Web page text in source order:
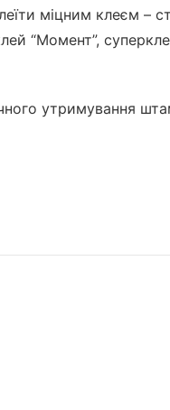
міцним клеєм –
“Момент”,
утримування